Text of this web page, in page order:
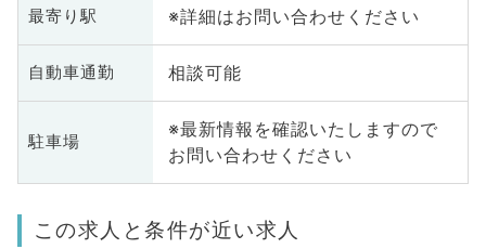
最寄り駅 ※詳細はお問い合わせください
自動車通勤 相談可能
駐車場
※最新情報を確認いたしますので
お問い合わせください
この求人と条件が近い求人